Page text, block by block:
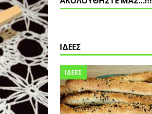
ΙΔΕΕΣ
ΙΔΕΕΣ